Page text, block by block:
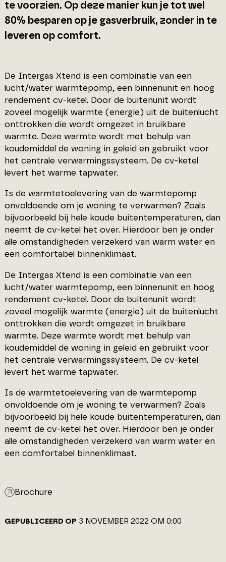
te voorzien. Op deze manier kun je tot wel
80% besparen op je gasverbruik, zonder in te
leveren op comfort.
De Intergas Xtend is een combinatie van een
lucht/water warmtepomp, een binnenunit en hoog
rendement cv-ketel. Door de buitenunit wordt
zoveel mogelijk warmte (energie) uit de buitenlucht
onttrokken die wordt omgezet in bruikbare
warmte. Deze warmte wordt met behulp van
koudemiddel de woning in geleid en gebruikt voor
het centrale verwarmingssysteem. De cv-ketel
levert het warme tapwater.
Is de warmtetoelevering van de warmtepomp
onvoldoende om je woning te verwarmen? Zoals
bijvoorbeeld bij hele koude buitentemperaturen, dan
neemt de cv-ketel het over. Hierdoor ben je onder
alle omstandigheden verzekerd van warm water en
een comfortabel binnenklimaat.
De Intergas Xtend is een combinatie van een
lucht/water warmtepomp, een binnenunit en hoog
rendement cv-ketel. Door de buitenunit wordt
zoveel mogelijk warmte (energie) uit de buitenlucht
onttrokken die wordt omgezet in bruikbare
warmte. Deze warmte wordt met behulp van
koudemiddel de woning in geleid en gebruikt voor
het centrale verwarmingssysteem. De cv-ketel
levert het warme tapwater.
Is de warmtetoelevering van de warmtepomp
onvoldoende om je woning te verwarmen? Zoals
bijvoorbeeld bij hele koude buitentemperaturen, dan
neemt de cv-ketel het over. Hierdoor ben je onder
alle omstandigheden verzekerd van warm water en
een comfortabel binnenklimaat.
Brochure
GEPUBLICEERD OP 3 NOVEMBER 2022 OM 0:00